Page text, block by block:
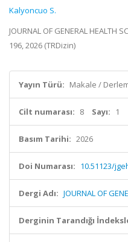
Kalyoncuo S.
JOURNAL OF GENERAL HEALTH
196, 2026 (TRDizin)
Yayın Türü: Makale /
Cilt numarası: 8 Sayı: 1
Basım Tarihi: 2026
Doi Numarası: 10.51123/
Dergi Adı: JOURNAL OF
Derginin Tarandığı